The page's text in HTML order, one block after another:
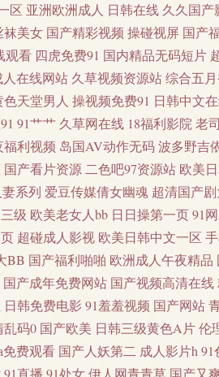
草91 老司机电影网av 欧美大片视频 亚洲微
利在线导航 91丝袜在线视频 九一精品 欧美
电影群P 天堂福利导航 亚洲金典久久 91深夜
后入 天天天艹 91全部免费观看 综合97超碰
香蕉 91涩涩综合 超碰GAO导航 国产激情内
区 麻豆国产一二三四 日本成人免费 午夜男
夜免费网站 91黄色下载软件 国产肏屄大片
物影院导航 99免费在线视频 国产91色 久久
区 亚洲欧洲成人 日韩在线 久久国产
袜美女 国产精彩视频 操碰视屏 国产
观看 四虎免费91 国内精品无码短片
人在线网站 久草视频资源站综合五
色天堂男人 操视频免费91 日韩中文
91艹艹 久草网在线 18福利影院 老
福利视频 岛国AV动作无码波多野吉
国产看片资源 二色吧97资源站 欧美
妻系列 爱豆传媒倩女幽魂 超清国产
级 欧美老女人bb 日日操第一页91
超碰成人影视 欧美日韩中文一区
BB 国产福利啪啪 欧洲成人午夜精品
国产成年免费网站 国产视频高清在线
日韩免费电影 91羞羞视频 国产网站
乱码0 国产欧美 日韩三级黄色A片伦
免费观看 国产人妖第二 成人影片h 91
91直播 91处女伊人网青青草 国产又